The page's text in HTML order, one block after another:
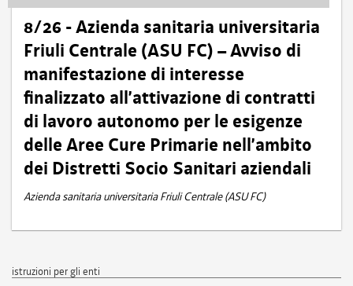
8/26 - Azienda sanitaria universitaria
Friuli Centrale (ASU FC) – Avviso di
manifestazione di interesse
finalizzato all’attivazione di contratti
di lavoro autonomo per le esigenze
delle Aree Cure Primarie nell’ambito
dei Distretti Socio Sanitari aziendali
Azienda sanitaria universitaria Friuli Centrale (ASU FC)
istruzioni per gli enti